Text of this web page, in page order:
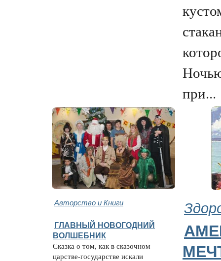
при...
Авторство и Книги
ГЛАВНЫЙ НОВОГОДНИЙ
ВОЛШЕБНИК
Сказка о том, как в сказочном
царстве-государстве искали